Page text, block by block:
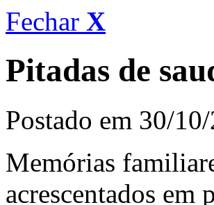
Fechar X
Pitadas de
Postado em 30/
Memórias
acrescentados em